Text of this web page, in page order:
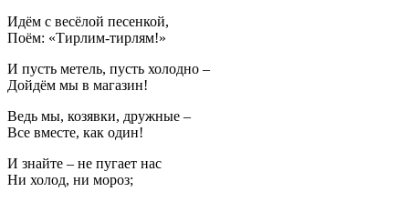
Идём с весёлой песенкой,
Поём: «Тирлим-тирлям!»
И пусть метель, пусть холодно –
Дойдём мы в магазин!
Ведь мы, козявки, дружные –
Все вместе, как один!
И знайте – не пугает нас
Ни холод, ни мороз;